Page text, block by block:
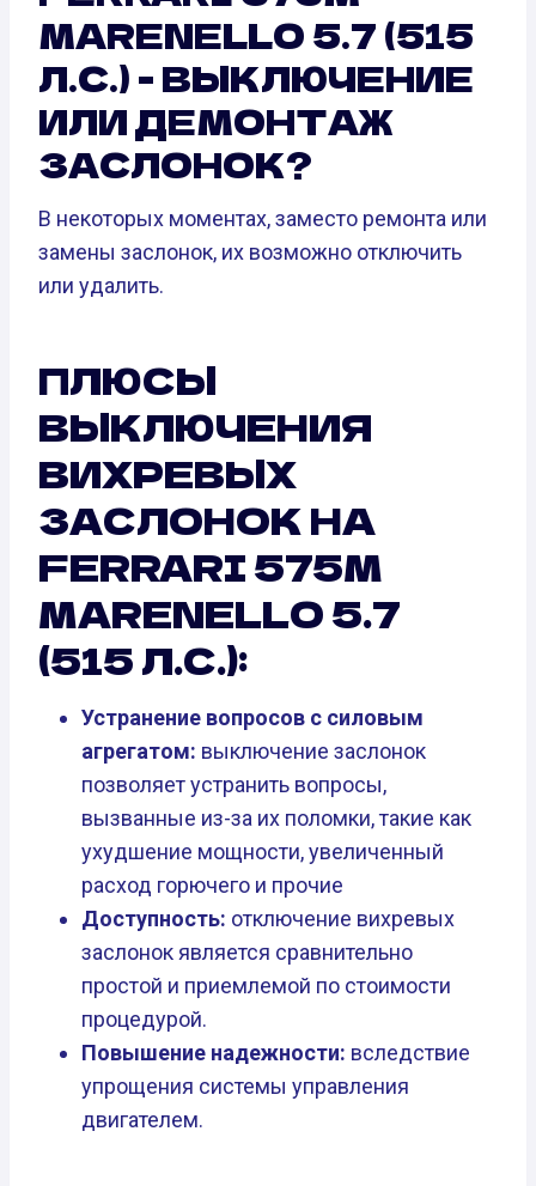
MARENELLO 5.7 (515
Л.С.) - ВЫКЛЮЧЕНИЕ
ИЛИ ДЕМОНТАЖ
ЗАСЛОНОК?
В некоторых моментах, заместо ремонта или
замены заслонок, их возможно отключить
или удалить.
ПЛЮСЫ
ВЫКЛЮЧЕНИЯ
ВИХРЕВЫХ
ЗАСЛОНОК НА
FERRARI 575M
MARENELLO 5.7
(515 Л.С.):
Устранение вопросов с силовым
агрегатом: выключение заслонок
позволяет устранить вопросы,
вызванные из-за их поломки, такие как
ухудшение мощности, увеличенный
расход горючего и прочие
Доступность: отключение вихревых
заслонок является сравнительно
простой и приемлемой по стоимости
процедурой.
Повышение надежности: вследствие
упрощения системы управления
двигателем.